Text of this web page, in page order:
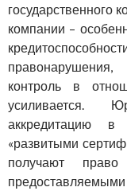
государственного
компании –
контроль в
усиливается.
аккредитацию в
«развитыми
получают